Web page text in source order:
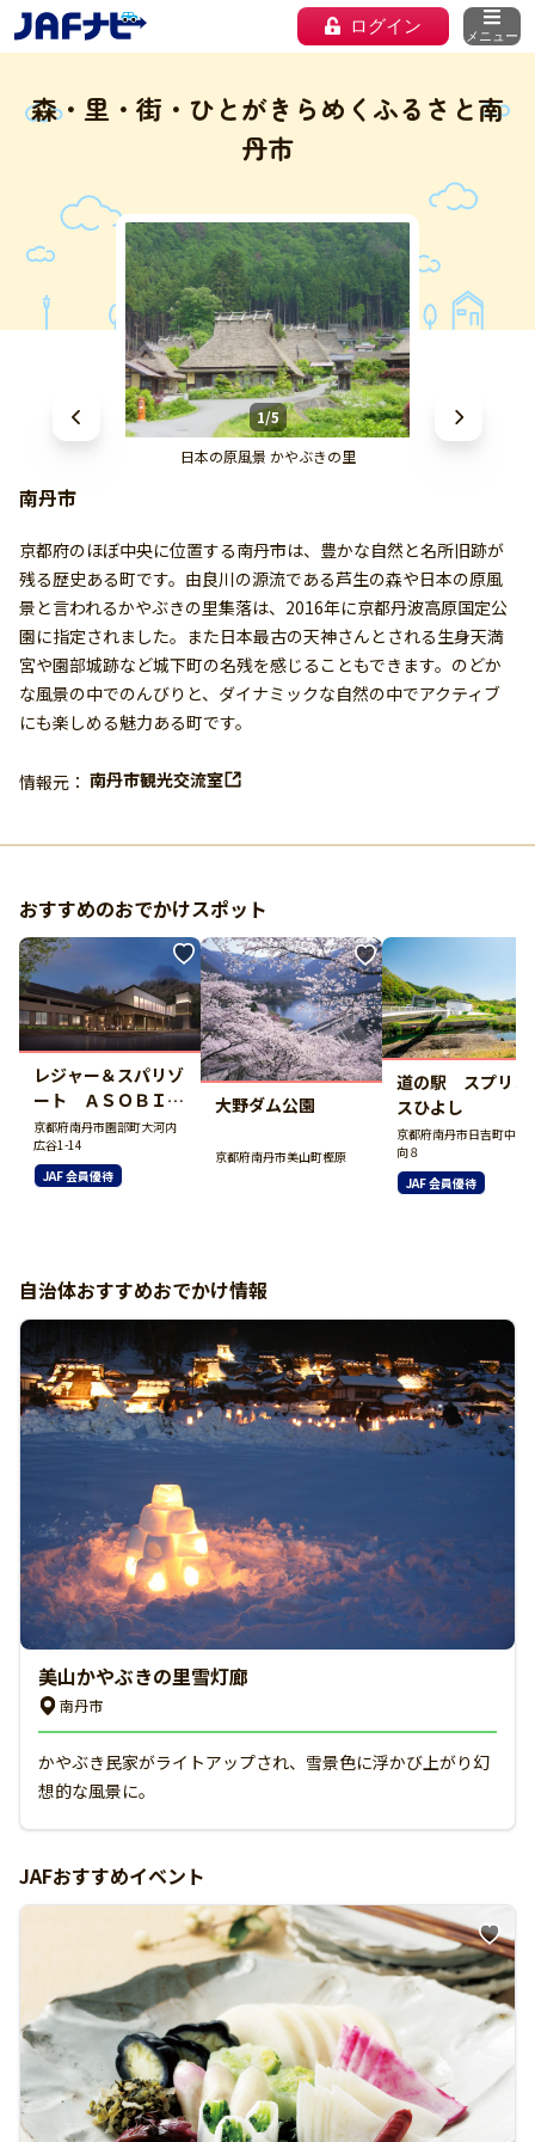
ログイン メニュー
森・里・街・ひとがきらめくふるさと南
丹市
1/5
日本の原風景 かやぶきの里
南丹市
京都府のほぼ中央に位置する南丹市は、豊かな自然と名所旧跡が
残る歴史ある町です。由良川の源流である芦生の森や日本の原風
景と言われるかやぶきの里集落は、2016年に京都丹波高原国定公
園に指定されました。また日本最古の天神さんとされる生身天満
宮や園部城跡など城下町の名残を感じることもできます。のどか
な風景の中でのんびりと、ダイナミックな自然の中でアクティブ
にも楽しめる魅力ある町です。
情報元： 南丹市観光交流室
おすすめのおでかけスポット
レジャー＆スパリゾ
ート ＡＳＯＢＩＹ
ＵＫＵ 京都るり渓
温泉
京都府南丹市園部町大河内
広谷1-14
JAF 会員優待
大野ダム公園
京都府南丹市美山町樫原
道の駅 スプリン
スひよし
京都府南丹市日吉町中宮
向８
JAF 会員優待
自治体おすすめおでかけ情報
美山かやぶきの里雪灯廊
南丹市
かやぶき民家がライトアップされ、雪景色に浮かび上がり幻
想的な風景に。
JAFおすすめイベント